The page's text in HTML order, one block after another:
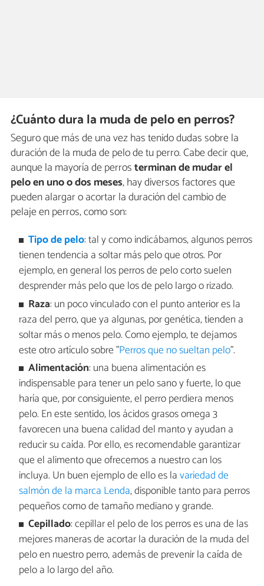
¿Cuánto dura la muda de pelo en perros?
Seguro que más de una vez has tenido dudas sobre la
duración de la muda de pelo de tu perro. Cabe decir que,
aunque la mayoría de perrosterminan de mudar el
pelo en uno o dos meses, hay diversos factores que
pueden alargar o acortar la duración del cambio de
pelaje en perros, como son:
Tipo de pelo: tal y como indicábamos, algunos perros
tienen tendencia a soltar más pelo que otros. Por
ejemplo, en general los perros de pelo corto suelen
desprender más pelo que los de pelo largo o rizado.
Raza: un poco vinculado con el punto anterior es la
raza del perro, que ya algunas, por genética, tienden a
soltar más o menos pelo. Como ejemplo, te dejamos
este otro artículo sobre "Perros que no sueltan pelo".
Alimentación: una buena alimentación es
indispensable para tener un pelo sano y fuerte, lo que
haría que, por consiguiente, el perro perdiera menos
pelo. En este sentido, los ácidos grasos omega 3
favorecen una buena calidad del manto y ayudan a
reducir su caída. Por ello, es recomendable garantizar
que el alimento que ofrecemos a nuestro can los
incluya. Un buen ejemplo de ello es lavariedad de
salmón de la marca Lenda, disponible tanto para perros
pequeños como de tamaño mediano y grande.
Cepillado: cepillar el pelo de los perros es una de las
mejores maneras de acortar la duración de la muda del
pelo en nuestro perro, además de prevenir la caída de
pelo a lo largo del año.